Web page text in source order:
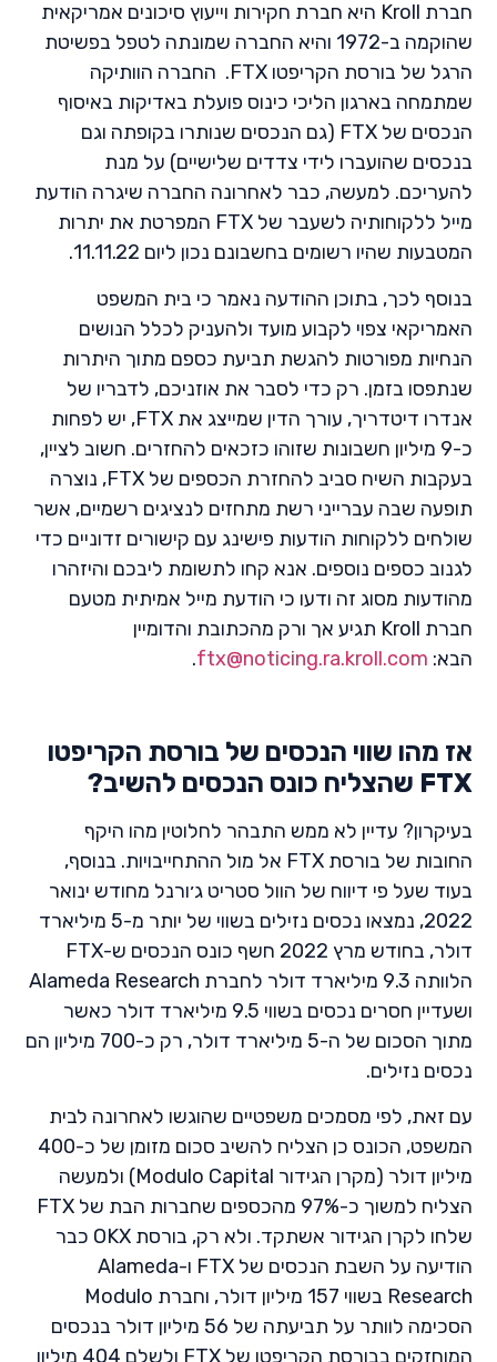
חברת Kroll היא חברת חקירות וייעוץ סיכונים אמריקאית
שהוקמה ב-1972 והיא החברה שמונתה לטפל בפשיטת
הרגל של בורסת הקריפטו FTX. החברה הוותיקה
שמתמחה בארגון הליכי כינוס פועלת באדיקות באיסוף
הנכסים של FTX (גם הנכסים שנותרו בקופתה וגם
בנכסים שהועברו לידי צדדים שלישיים) על מנת
להעריכם. למעשה, כבר לאחרונה החברה שיגרה הודעת
מייל ללקוחותיה לשעבר של FTX המפרטת את יתרות
המטבעות שהיו רשומים בחשבונם נכון ליום 11.11.22.
בנוסף לכך, בתוכן ההודעה נאמר כי בית המשפט
האמריקאי צפוי לקבוע מועד ולהעניק לכלל הנושים
הנחיות מפורטות להגשת תביעת כספם מתוך היתרות
שנתפסו בזמן. רק כדי לסבר את אוזניכם, לדבריו של
אנדרו דיטדריך, עורך הדין שמייצג את FTX, יש לפחות
כ-9 מיליון חשבונות שזוהו כזכאים להחזרים. חשוב לציין,
בעקבות השיח סביב להחזרת הכספים של FTX, נוצרה
תופעה שבה עברייני רשת מתחזים לנציגים רשמיים, אשר
שולחים ללקוחות הודעות פישינג עם קישורים זדוניים כדי
לגנוב כספים נוספים. אנא קחו לתשומת ליבכם והיזהרו
מהודעות מסוג זה ודעו כי הודעת מייל אמיתית מטעם
חברת Kroll תגיע אך ורק מהכתובת והדומיין
הבא: ftx@noticing.ra.kroll.com
.
אז מהו שווי הנכסים של בורסת הקריפטו
FTX שהצליח כונס הנכסים להשיב?
בעיקרון? עדיין לא ממש התבהר לחלוטין מהו היקף
החובות של בורסת FTX אל מול ההתחייבויות. בנוסף,
בעוד שעל פי דיווח של הוול סטריט ג׳ורנל מחודש ינואר
2022, נמצאו נכסים נזילים בשווי של יותר מ-5 מיליארד
דולר, בחודש מרץ 2022 חשף כונס הנכסים ש-FTX
הלוותה 9.3 מיליארד דולר לחברת Alameda Research
ושעדיין חסרים נכסים בשווי 9.5 מיליארד דולר כאשר
מתוך הסכום של ה-5 מיליארד דולר, רק כ-700 מיליון הם
נכסים נזילים.
עם זאת, לפי מסמכים משפטיים שהוגשו לאחרונה לבית
המשפט, הכונס כן הצליח להשיב סכום מזומן של כ-400
מיליון דולר (מקרן הגידור Modulo Capital) ולמעשה
הצליח למשוך כ-97% מהכספים שחברות הבת של FTX
שלחו לקרן הגידור אשתקד. ולא רק, בורסת OKX כבר
הודיעה על השבת הנכסים של FTX ו-Alameda
Research בשווי 157 מיליון דולר, וחברת Modulo
הסכימה לוותר על תביעתה של 56 מיליון דולר בנכסים
המוחזקים בבורסת הקריפטו של FTX ולשלם 404 מיליון